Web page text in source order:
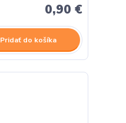
0,90 €
Pridať do košíka